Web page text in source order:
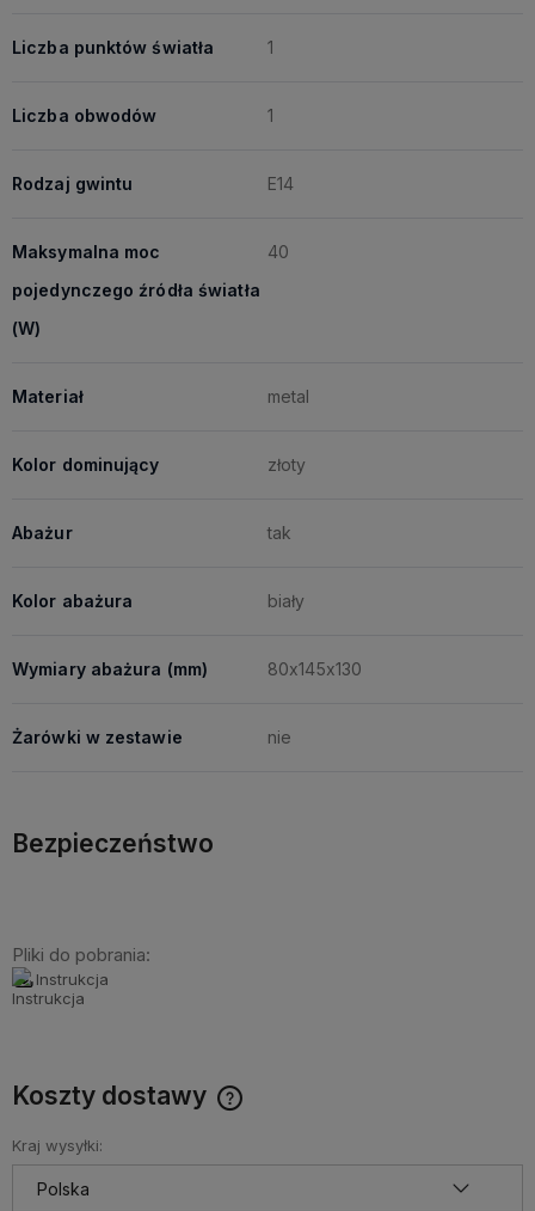
Liczba punktów światła 1
Liczba obwodów 1
Rodzaj gwintu E14
Maksymalna moc
pojedynczego źródła światła
(W)
40
Materiał metal
Kolor dominujący złoty
Abażur tak
Kolor abażura biały
Wymiary abażura (mm) 80x145x130
Żarówki w zestawie nie
Bezpieczeństwo
Pliki do pobrania:
Instrukcja
Koszty dostawy
Kraj wysyłki: